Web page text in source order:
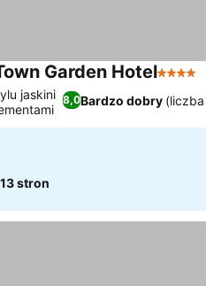
Garden Hotel4
8,0Bardzo dobry
jaskini
13 stron